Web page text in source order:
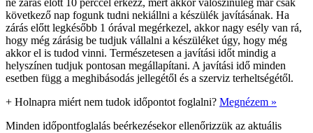
következő nap fogunk tudni nekiállni a készülék javításának. Ha
zárás előtt legkésőbb 1 órával megérkezel, akkor nagy esély van rá,
hogy még zárásig be tudjuk vállalni a készüléket úgy, hogy még
akkor el is tudod vinni. Természetesen a javítási időt mindig a
helyszínen tudjuk pontosan megállapítani. A javítási idő minden
esetben függ a meghibásodás jellegétől és a szerviz terheltségétől.
+ Holnapra miért nem tudok időpontot foglalni? Megnézem »
Minden időpontfoglalás beérkezésekor ellenőrizzük az aktuális